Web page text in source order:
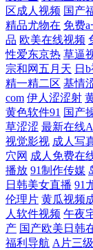
日产精品久 avtt自
一区二区三区 国
精品思思在线 日
电视剧大全 在线
国产精品九九视频
看一区 中文字幕
日日夜亚洲欧美
区成人视频 国产
精品尤物在 免费
品 欧美在线视频
性爱东京热 草逼
宗和网五月天 日
精一精二区 基情
com 伊人涩涩射
黄色软件91 国产
草涩涩 最新在线
视觉影视 成人写
穴网 成人免费在
播放 91制作传媒
日韩美女直播 91
伦理片 黄瓜视频
人软件视频 午夜
产 国产欧美日韩
福利导航 A片三